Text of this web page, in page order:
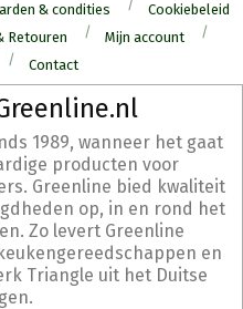
& condities
Cookiebeleid
Retouren
Mijn account
Contact
1989, wanneer het gaat
producten voor
Greenline bied kwaliteit
op, in en rond het
Zo levert Greenline
en
Triangle uit het Duitse